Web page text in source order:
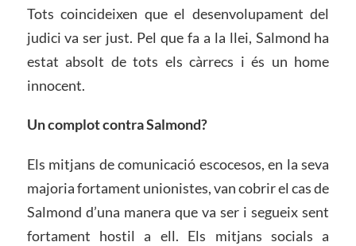
Tots coincideixen que el desenvolupament del
judici va ser just. Pel que fa a la llei, Salmond ha
estat absolt de tots els càrrecs i és un home
innocent.
Un complot contra Salmond?
Els mitjans de comunicació escocesos, en la seva
majoria fortament unionistes, van cobrir el cas de
Salmond d’una manera que va ser i segueix sent
fortament hostil a ell. Els mitjans socials a